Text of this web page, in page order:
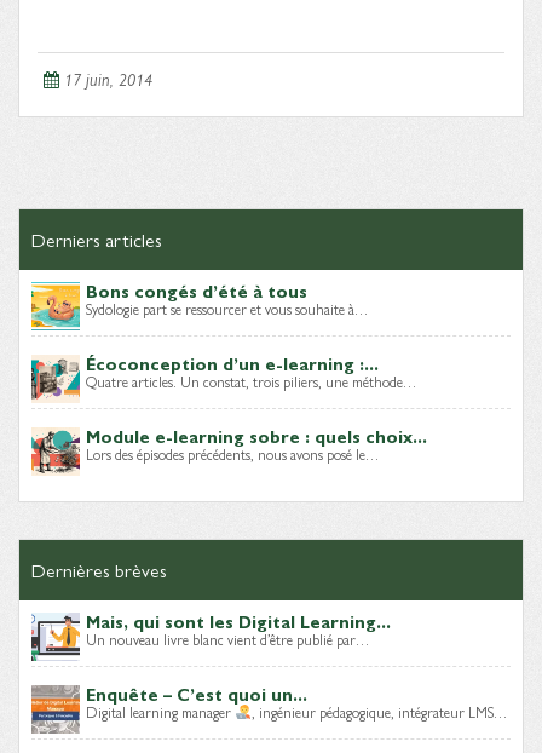
17 juin, 2014
Derniers articles
Bons congés d’été à tous
Sydologie part se ressourcer et vous souhaite à…
Écoconception d’un e-learning :...
Quatre articles. Un constat, trois piliers, une méthode…
Module e-learning sobre : quels choix...
Lors des épisodes précédents, nous avons posé le…
Dernières brèves
Mais, qui sont les Digital Learning...
Un nouveau livre blanc vient d’être publié par…
Enquête – C’est quoi un...
Digital learning manager , ingénieur pédagogique, intégrateur LMS…